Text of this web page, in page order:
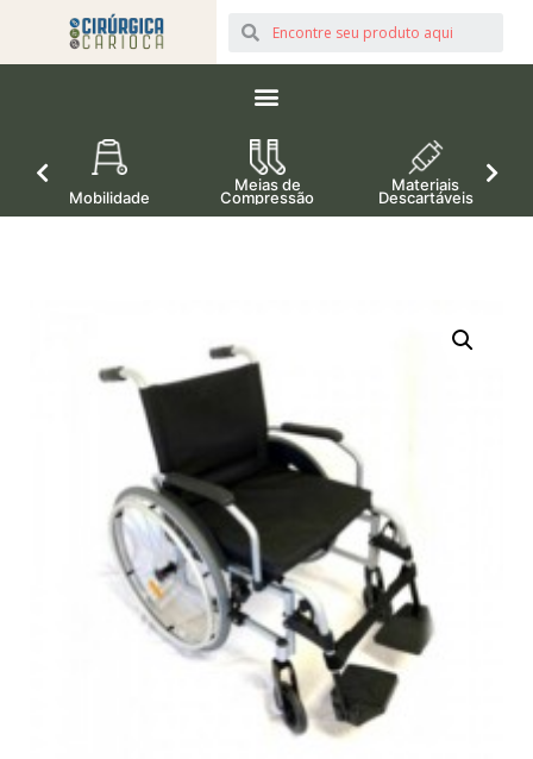
Mobilidade
Meias de
Compressão
Materiais
Descartáveis